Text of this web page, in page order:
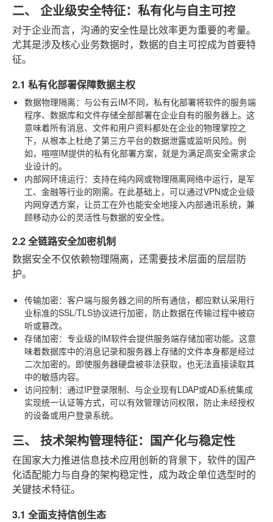
二、 企业级安全特征：私有化与自主可控
对于企业而言，沟通的安全性是比效率更为重要的考量。
尤其是涉及核心业务数据时，数据的自主可控成为首要特
征。
2.1 私有化部署保障数据主权
数据物理隔离：与公有云IM不同，私有化部署将软件的服务端
程序、数据库和文件存储全部部署在企业自有的服务器上。这
意味着所有消息、文件和用户资料都处在企业的物理掌控之
下，从根本上杜绝了第三方平台的数据泄露或监听风险。例
如，喧喧IM提供的私有化部署方案，就是为满足高安全需求企
业设计的。
内部网环境运行：支持在纯内网或物理隔离网络中运行，是军
工、金融等行业的刚需。在此基础上，可以通过VPN或企业级
内网穿透方案，让员工在外也能安全地接入内部通讯系统，兼
顾移动办公的灵活性与数据的安全性。
2.2 全链路安全加密机制
数据安全不仅依赖物理隔离，还需要技术层面的层层防
护。
传输加密：客户端与服务器之间的所有通信，都应默认采用行
业标准的SSL/TLS协议进行加密，防止数据在传输过程中被窃
听或篡改。
存储加密：专业级的IM软件会提供服务端存储加密功能。这意
味着数据库中的消息记录和服务器上存储的文件本身都是经过
二次加密的。即使服务器硬盘被非法获取，也无法直接读取其
中的敏感内容。
访问控制：通过IP登录限制、与企业现有LDAP或AD系统集成
实现统一认证等方式，可以有效管理访问权限，防止未经授权
的设备或用户登录系统。
三、 技术架构管理特征：国产化与稳定性
在国家大力推进信息技术应用创新的背景下，软件的国产
化适配能力与自身的架构稳定性，成为政企单位选型时的
关键技术特征。
3.1 全面支持信创生态